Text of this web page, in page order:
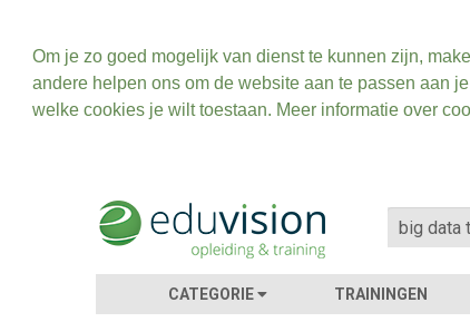
Om je zo goed mogelijk van dienst te kunnen zijn,
andere helpen ons om de website aan te passen aan
welke cookies je wilt toestaan. Meer informatie over
CATEGORIE TRAININGEN